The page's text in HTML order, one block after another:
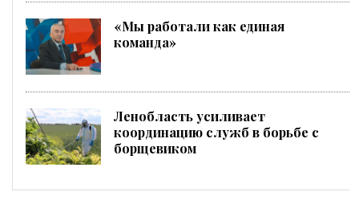
«Мы работали как единая
команда»
Ленобласть усиливает
координацию служб в борьбе с
борщевиком